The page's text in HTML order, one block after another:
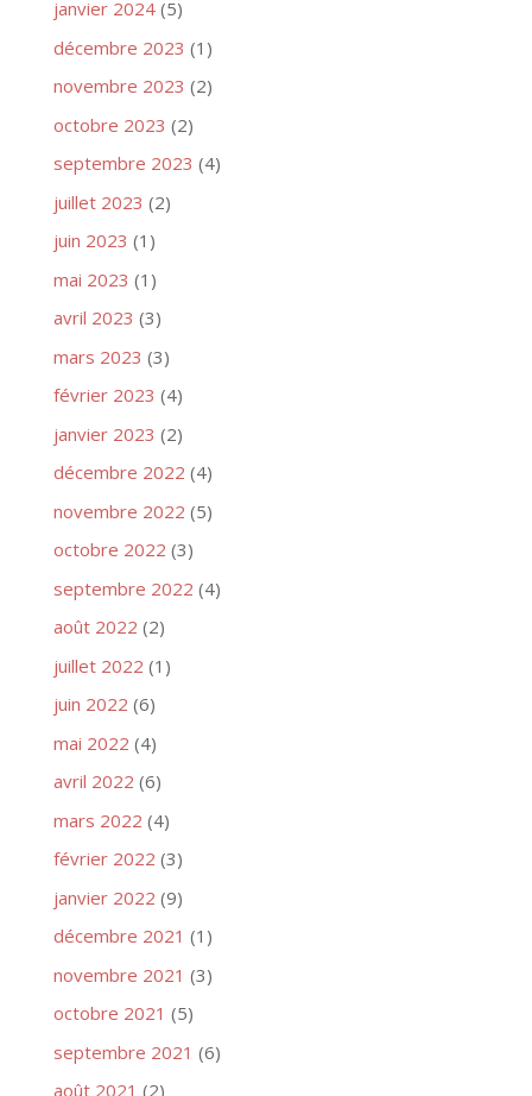
janvier 2024(5)
décembre 2023 (1)
novembre 2023 (2)
octobre 2023 (2)
septembre 2023 (4)
juillet 2023 (2)
juin 2023 (1)
mai 2023 (1)
avril 2023 (3)
mars 2023 (3)
février 2023 (4)
janvier 2023 (2)
décembre 2022 (4)
novembre 2022 (5)
octobre 2022 (3)
septembre 2022 (4)
août 2022 (2)
juillet 2022 (1)
juin 2022 (6)
mai 2022 (4)
avril 2022 (6)
mars 2022 (4)
février 2022 (3)
janvier 2022 (9)
décembre 2021 (1)
novembre 2021 (3)
octobre 2021 (5)
septembre 2021 (6)
août 2021 (2)